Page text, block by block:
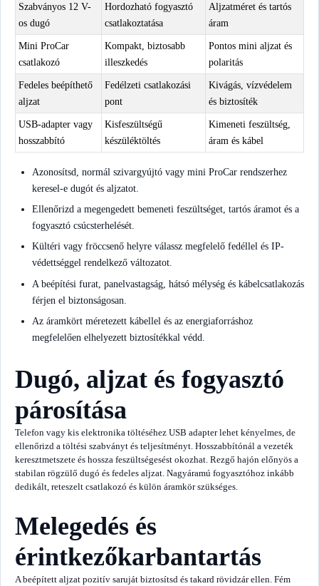
Szabványos 12 V-
os dugó
Hordozható fogyasztó
csatlakoztatása
Aljzatméret és tartós
áram
Mini ProCar
csatlakozó
Kompakt, biztosabb
illeszkedés
Pontos mini aljzat és
polaritás
Fedeles beépíthető
aljzat
Fedélzeti csatlakozási
pont
Kivágás, vízvédelem
és biztosíték
USB-adapter vagy
hosszabbító
Kisfeszültségű
készüléktöltés
Kimeneti feszültség,
áram és kábel
Azonosítsd, normál szivargyújtó vagy mini ProCar rendszerhez
keresel-e dugót és aljzatot.
Ellenőrizd a megengedett bemeneti feszültséget, tartós áramot és a
fogyasztó csúcsterhelését.
Kültéri vagy fröccsenő helyre válassz megfelelő fedéllel és IP-
védettséggel rendelkező változatot.
A beépítési furat, panelvastagság, hátsó mélység és kábelcsatlakozás
férjen el biztonságosan.
Az áramkört méretezett kábellel és az energiaforráshoz
megfelelően elhelyezett biztosítékkal védd.
Dugó, aljzat és fogyasztó
párosítása
Telefon vagy kis elektronika töltéséhez USB adapter lehet kényelmes, de
ellenőrizd a töltési szabványt és teljesítményt. Hosszabbítónál a vezeték
keresztmetszete és hossza feszültségesést okozhat. Rezgő hajón előnyös a
stabilan rögzülő dugó és fedeles aljzat. Nagyáramú fogyasztóhoz inkább
dedikált, reteszelt csatlakozó és külön áramkör szükséges.
Melegedés és
érintkezőkarbantartás
A beépített aljzat pozitív saruját biztosítsd és takard rövidzár ellen. Fém